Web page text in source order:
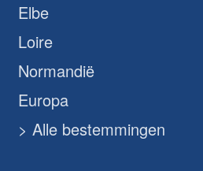
Elbe
Loire
Normandië
Europa
> Alle bestemmingen